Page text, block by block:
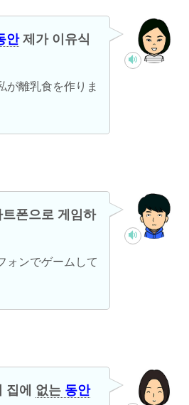
안제가 이유식
が離乳食を作りま
폰으로 게임하
ォンでゲームして
집에 없는 동안